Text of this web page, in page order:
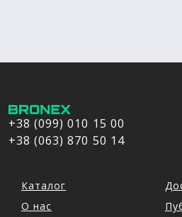
+38 (099) 010 15 00
+38 (063) 870 50 14
Каталог
О нас